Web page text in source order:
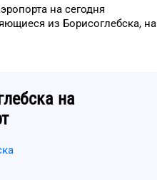
на сегодня
из Борисоглебска, на
на